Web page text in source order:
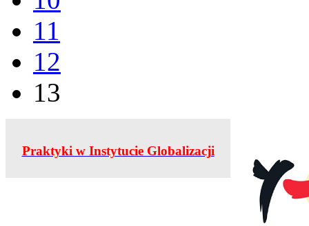
11
12
13
Praktyki w Instytucie Globalizacji